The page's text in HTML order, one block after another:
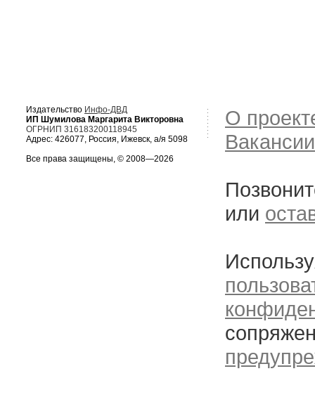
Издательство Инфо-ДВД
ИП Шумилова Маргарита Викторовна
ОГРНИП 316183200118945
Адрес: 426077, Россия, Ижевск, а/я 5098
Все права защищены, © 2008—2026
О
Вакансии
или